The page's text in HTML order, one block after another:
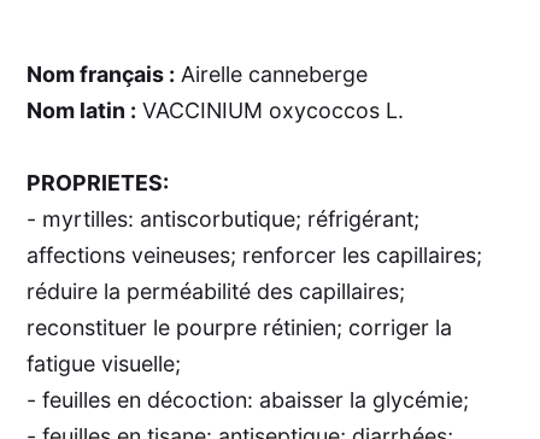
Nom français : Airelle canneberge
Nom latin : VACCINIUM oxycoccos L.
PROPRIETES:
- myrtilles: antiscorbutique; réfrigérant;
affections veineuses; renforcer les capillaires;
réduire la perméabilité des capillaires;
reconstituer le pourpre rétinien; corriger la
fatigue visuelle;
- feuilles en décoction: abaisser la glycémie;